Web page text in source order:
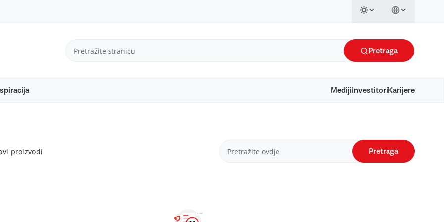
Pretraga
Mediji Investitori Karijere
proizvodi Pretraga